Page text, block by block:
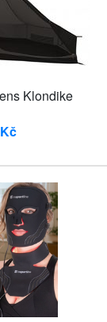
Klondike